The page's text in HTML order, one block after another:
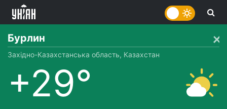
Бурлин
Західно-Казахстанська область, Казахстан
+29°